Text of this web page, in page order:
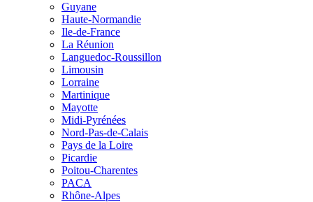
Guyane
Haute-Normandie
Ile-de-France
La Réunion
Languedoc-Roussillon
Limousin
Lorraine
Martinique
Mayotte
Midi-Pyrénées
Nord-Pas-de-Calais
Pays de la Loire
Picardie
Poitou-Charentes
PACA
Rhône-Alpes